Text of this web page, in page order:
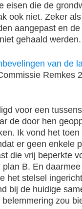
eisen die de
ook niet. Zeker
aangepast en
gehaald werden.
van de
Remkes
voor een
de door hen
Ik vond het toen
er geen enkele
die vrij beperkte
plan B. En
het stelsel
bij de huidige
zou